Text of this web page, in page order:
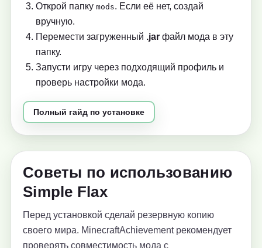
Открой папку mods. Если её нет, создай
вручную.
Перемести загруженный .jar файл мода в эту
папку.
Запусти игру через подходящий профиль и
проверь настройки мода.
Полный гайд по установке
Советы по использованию
Simple Flax
Перед установкой сделай резервную копию
своего мира. MinecraftAchievement рекомендует
проверять совместимость мода с